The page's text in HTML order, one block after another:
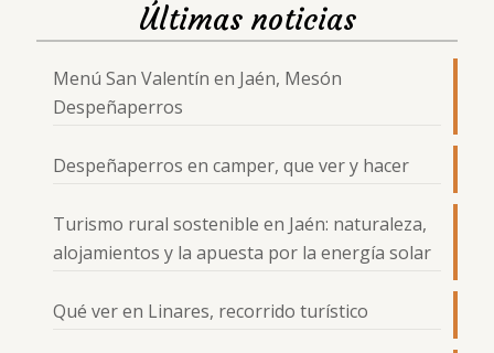
Últimas noticias
Menú San Valentín en Jaén, Mesón
Despeñaperros
Despeñaperros en camper, que ver y hacer
Turismo rural sostenible en Jaén: naturaleza,
alojamientos y la apuesta por la energía solar
Qué ver en Linares, recorrido turístico